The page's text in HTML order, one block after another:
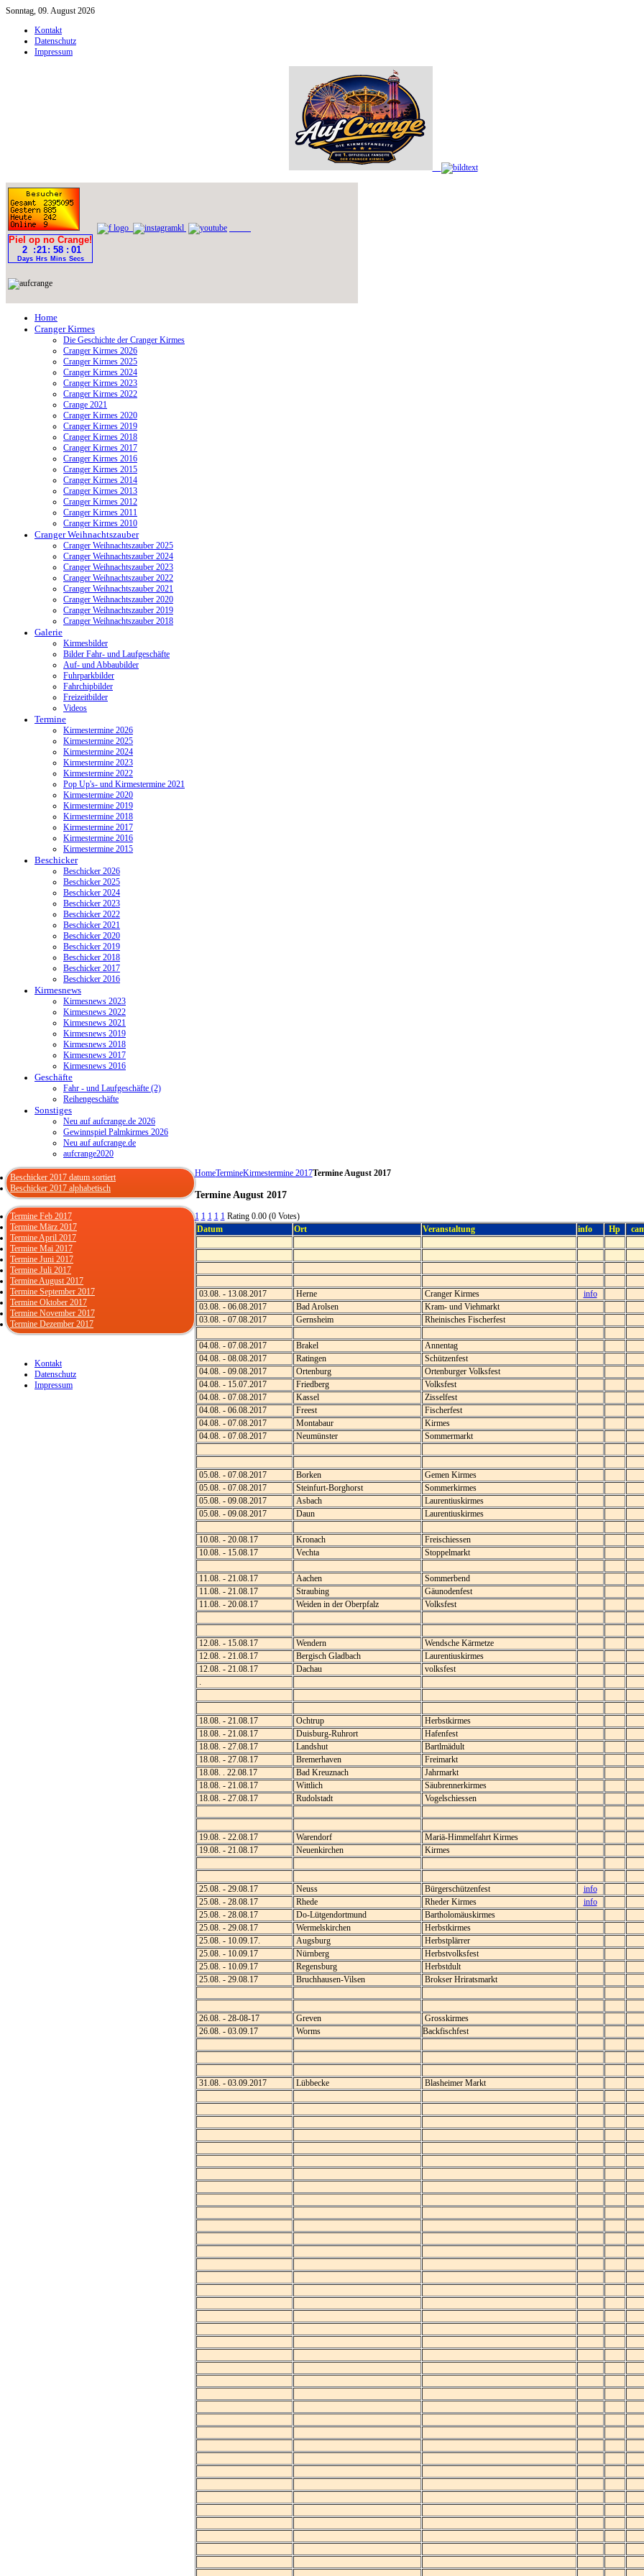
Sonntag, 09. August 2026
Kontakt
Datenschutz
Impressum
Home
Cranger Kirmes
Die Geschichte der Cranger Kirmes
Cranger Kirmes 2026
Cranger Kirmes 2025
Cranger Kirmes 2024
Cranger Kirmes 2023
Cranger Kirmes 2022
Crange 2021
Cranger Kirmes 2020
Cranger Kirmes 2019
Cranger Kirmes 2018
Cranger Kirmes 2017
Cranger Kirmes 2016
Cranger Kirmes 2015
Cranger Kirmes 2014
Cranger Kirmes 2013
Cranger Kirmes 2012
Cranger Kirmes 2011
Cranger Kirmes 2010
Cranger Weihnachtszauber
Cranger Weihnachtszauber 2025
Cranger Weihnachtszauber 2024
Cranger Weihnachtszauber 2023
Cranger Weihnachtszauber 2022
Cranger Weihnachtszauber 2021
Cranger Weihnachtszauber 2020
Cranger Weihnachtszauber 2019
Cranger Weihnachtszauber 2018
Galerie
Kirmesbilder
Bilder Fahr- und Laufgeschäfte
Auf- und Abbaubilder
Fuhrparkbilder
Fahrchipbilder
Freizeitbilder
Videos
Termine
Kirmestermine 2026
Kirmestermine 2025
Kirmestermine 2024
Kirmestermine 2023
Kirmestermine 2022
Pop Up's- und Kirmestermine 2021
Kirmestermine 2020
Kirmestermine 2019
Kirmestermine 2018
Kirmestermine 2017
Kirmestermine 2016
Kirmestermine 2015
Beschicker
Beschicker 2026
Beschicker 2025
Beschicker 2024
Beschicker 2023
Beschicker 2022
Beschicker 2021
Beschicker 2020
Beschicker 2019
Beschicker 2018
Beschicker 2017
Beschicker 2016
Kirmesnews
Kirmesnews 2023
Kirmesnews 2022
Kirmesnews 2021
Kirmesnews 2019
Kirmesnews 2018
Kirmesnews 2017
Kirmesnews 2016
Geschäfte
Fahr - und Laufgeschäfte (2)
Reihengeschäfte
Sonstiges
Neu auf aufcrange.de 2026
Gewinnspiel Palmkirmes 2026
Neu auf aufcrange.de
aufcrange2020
HomeTermineKirmestermine 2017Termine August 2017
Termine August 2017
1 1 1 1 1 Rating 0.00 (0 Votes)
Datum
Ort Veranstaltung info Hp
03.08. - 13.08.2017 Herne Cranger Kirmes
info
03.08. - 06.08.2017
Bad Arolsen
Kram- und Viehmarkt
03.08. - 07.08.2017
Gernsheim Rheinisches Fischerfest
04.08. - 07.08.2017 Brakel
Annentag
04.08. - 08.08.2017
Ratingen
Schützenfest
04.08. - 09.08.2017
Ortenburg
Ortenburger Volksfest
04.08. - 15.07.2017
Friedberg
Volksfest
04.08. - 07.08.2017
Kassel
Zisselfest
04.08. - 06.08.2017
Freest
Fischerfest
04.08. - 07.08.2017
Montabaur
Kirmes
04.08. - 07.08.2017
Neumünster Sommermarkt
05.08. - 07.08.2017 Borken
Gemen Kirmes
05.08. - 07.08.2017
Steinfurt-Borghorst
Sommerkirmes
05.08. - 09.08.2017
Asbach
Laurentiuskirmes
05.08. - 09.08.2017
Daun Laurentiuskirmes
10.08. - 20.08.17 Kronach
Freischiessen
10.08. - 15.08.17
Vechta Stoppelmarkt
11.08. - 21.08.17 Aachen
Sommerbend
11.08. - 21.08.17
Straubing
Gäunodenfest
11.08. - 20.08.17
Weiden in der Oberpfalz Volksfest
12.08. - 15.08.17 Wendern
Wendsche Kärmetze
12.08. - 21.08.17
Bergisch Gladbach
Laurentiuskirmes
12.08. - 21.08.17
Dachau
volksfest
.
18.08. - 21.08.17 Ochtrup
Herbstkirmes
18.08. - 21.08.17
Duisburg-Ruhrort
Hafenfest
18.08. - 27.08.17
Landshut
Bartlmädult
18.08. - 27.08.17
Bremerhaven
Freimarkt
18.08. . 22.08.17
Bad Kreuznach
Jahrmarkt
18.08. - 21.08.17
Wittlich
Säubrennerkirmes
18.08. - 27.08.17
Rudolstadt Vogelschiessen
19.08. - 22.08.17 Warendorf
Mariä-Himmelfahrt Kirmes
19.08. - 21.08.17
Neuenkirchen Kirmes
25.08. - 29.08.17 Neuss Bürgerschützenfest
info
25.08. - 28.08.17
Rhede Rheder Kirmes
info
25.08. - 28.08.17
Do-Lütgendortmund
Bartholomäuskirmes
25.08. - 29.08.17
Wermelskirchen
Herbstkirmes
25.08. - 10.09.17.
Augsburg
Herbstplärrer
25.08. - 10.09.17
Nürnberg
Herbstvolksfest
25.08. - 10.09.17
Regensburg
Herbstdult
25.08. - 29.08.17
Bruchhausen-Vilsen Brokser Hriratsmarkt
26.08. - 28-08-17 Greven
Grosskirmes
26.08. - 03.09.17
Worms Backfischfest
31.08. - 03.09.2017 Lübbecke Blasheimer Markt
Beschicker 2017 datum sortiert
Beschicker 2017 alphabetisch
Termine Feb 2017
Termine März 2017
Termine April 2017
Termine Mai 2017
Termine Juni 2017
Termine Juli 2017
Termine August 2017
Termine September 2017
Termine Oktober 2017
Termine November 2017
Termine Dezember 2017
Kontakt
Datenschutz
Impressum